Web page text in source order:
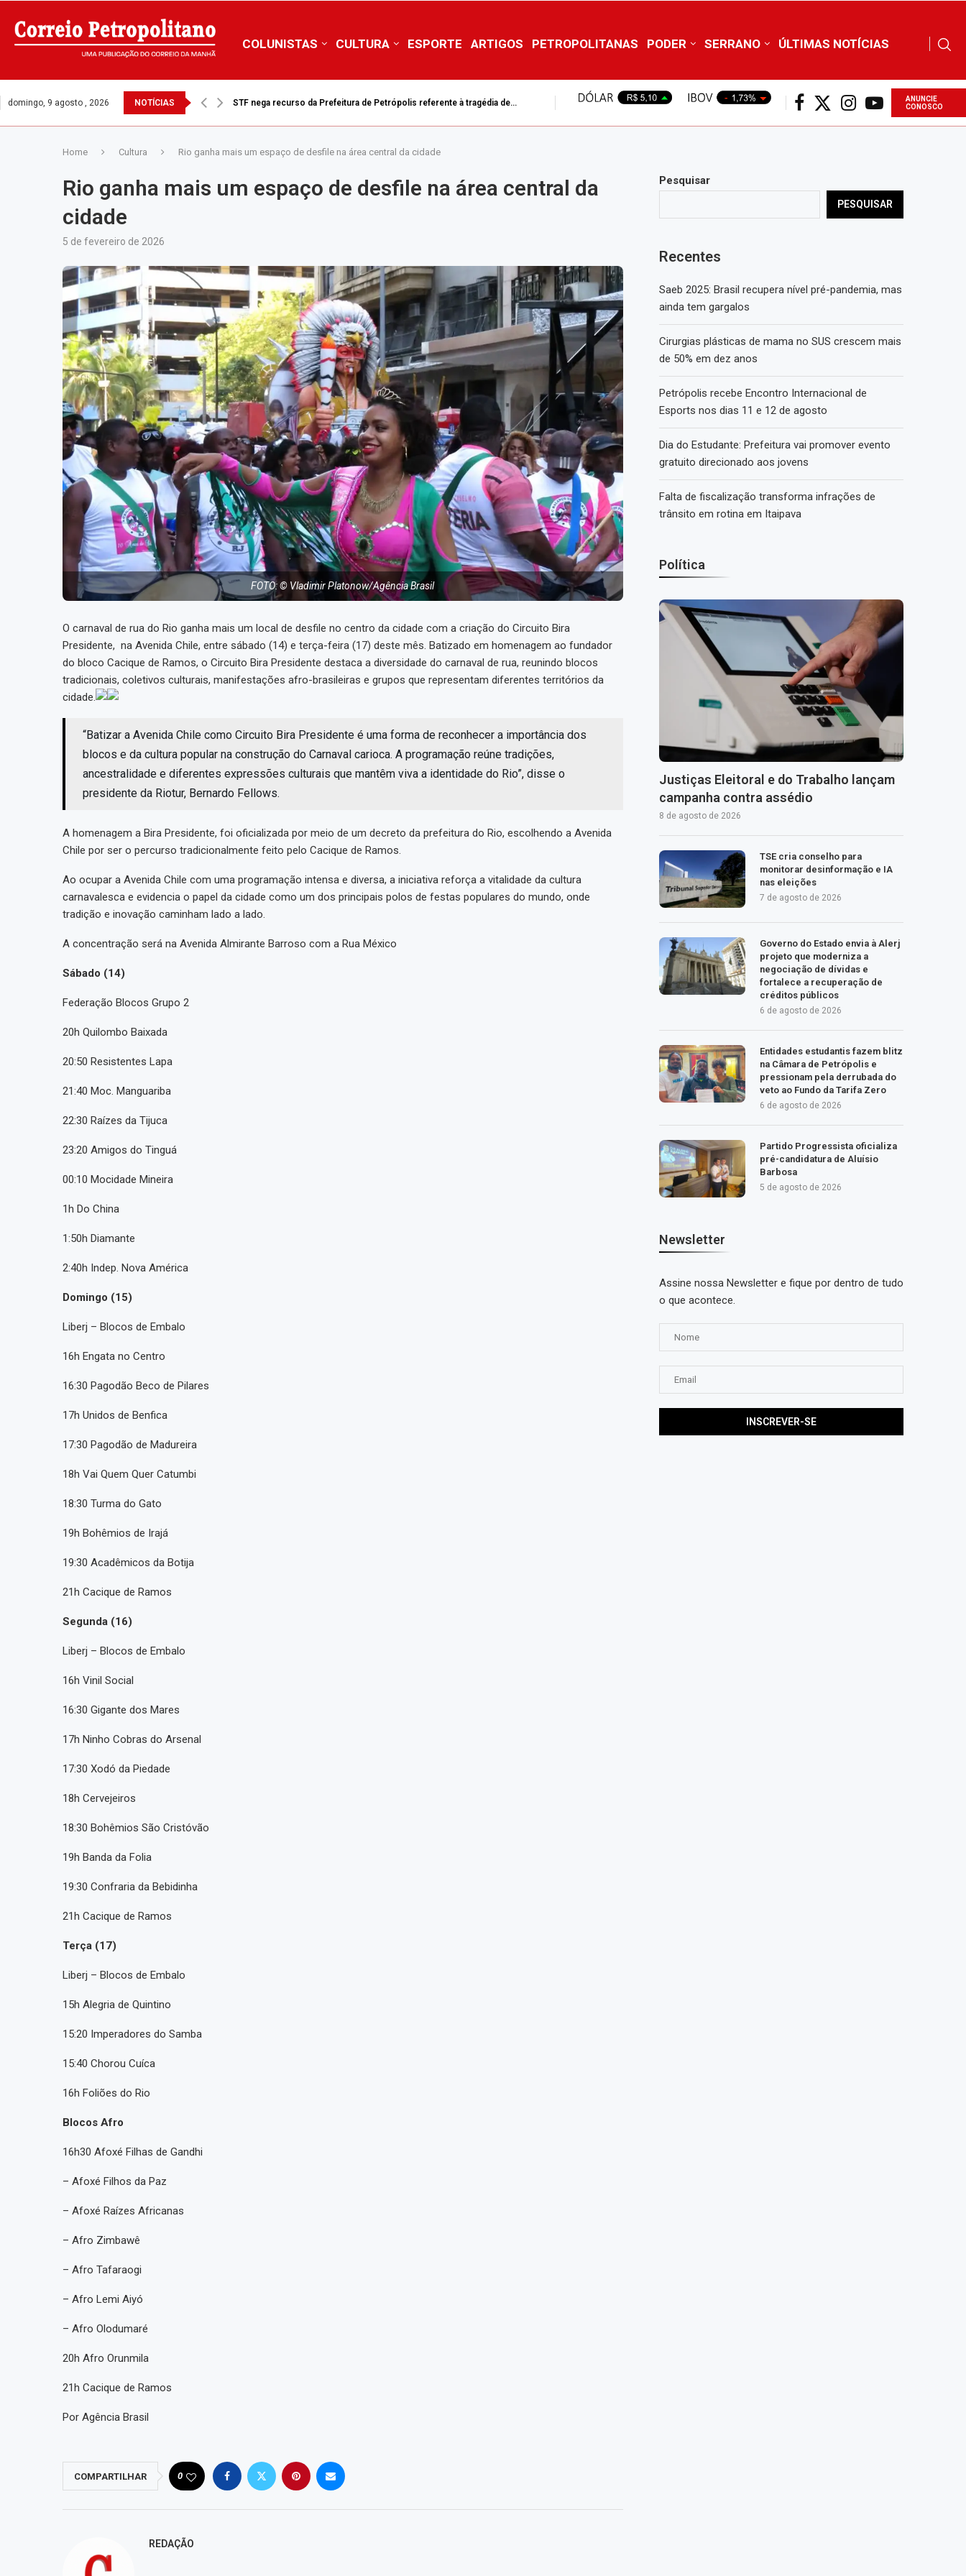
COLUNISTAS CULTURA ESPORTE ARTIGOS PETROPOLITANAS PODER SERRANO ÚLTIMAS NOTÍCIAS
domingo, 9 agosto , 2026 NOTÍCIAS STF nega recurso da Prefeitura de Petrópolis referente à tragédia de...
ANUNCIE
CONOSCO
Home Cultura Rio ganha mais um espaço de desfile na área central da cidade
Rio ganha mais um espaço de desfile na área central da
cidade
5 de fevereiro de 2026
FOTO: © Vladimir Platonow/Agência Brasil
O carnaval de rua do Rio ganha mais um local de desfile no centro da cidade com a criação do Circuito Bira
Presidente, na Avenida Chile, entre sábado (14) e terça-feira (17) deste mês. Batizado em homenagem ao fundador
do bloco Cacique de Ramos, o Circuito Bira Presidente destaca a diversidade do carnaval de rua, reunindo blocos
tradicionais, coletivos culturais, manifestações afro-brasileiras e grupos que representam diferentes territórios da
cidade.
“Batizar a Avenida Chile como Circuito Bira Presidente é uma forma de reconhecer a importância dos
blocos e da cultura popular na construção do Carnaval carioca. A programação reúne tradições,
ancestralidade e diferentes expressões culturais que mantêm viva a identidade do Rio”, disse o
presidente da Riotur, Bernardo Fellows.
A homenagem a Bira Presidente, foi oficializada por meio de um decreto da prefeitura do Rio, escolhendo a Avenida
Chile por ser o percurso tradicionalmente feito pelo Cacique de Ramos.
Ao ocupar a Avenida Chile com uma programação intensa e diversa, a iniciativa reforça a vitalidade da cultura
carnavalesca e evidencia o papel da cidade como um dos principais polos de festas populares do mundo, onde
tradição e inovação caminham lado a lado.
A concentração será na Avenida Almirante Barroso com a Rua México
Sábado (14)
Federação Blocos Grupo 2
20h Quilombo Baixada
20:50 Resistentes Lapa
21:40 Moc. Manguariba
22:30 Raízes da Tijuca
23:20 Amigos do Tinguá
00:10 Mocidade Mineira
1h Do China
1:50h Diamante
2:40h Indep. Nova América
Domingo (15)
Liberj – Blocos de Embalo
16h Engata no Centro
16:30 Pagodão Beco de Pilares
17h Unidos de Benfica
17:30 Pagodão de Madureira
18h Vai Quem Quer Catumbi
18:30 Turma do Gato
19h Bohêmios de Irajá
19:30 Acadêmicos da Botija
21h Cacique de Ramos
Segunda (16)
Liberj – Blocos de Embalo
16h Vinil Social
16:30 Gigante dos Mares
17h Ninho Cobras do Arsenal
17:30 Xodó da Piedade
18h Cervejeiros
18:30 Bohêmios São Cristóvão
19h Banda da Folia
19:30 Confraria da Bebidinha
21h Cacique de Ramos
Terça (17)
Liberj – Blocos de Embalo
15h Alegria de Quintino
15:20 Imperadores do Samba
15:40 Chorou Cuíca
16h Foliões do Rio
Blocos Afro
16h30 Afoxé Filhas de Gandhi
– Afoxé Filhos da Paz
– Afoxé Raízes Africanas
– Afro Zimbawê
– Afro Tafaraogi
– Afro Lemi Aiyó
– Afro Olodumaré
20h Afro Orunmila
21h Cacique de Ramos
Por Agência Brasil
COMPARTILHAR 0
REDAÇÃO
Pesquisar
PESQUISAR
Recentes
Saeb 2025: Brasil recupera nível pré-pandemia, mas
ainda tem gargalos
Cirurgias plásticas de mama no SUS crescem mais
de 50% em dez anos
Petrópolis recebe Encontro Internacional de
Esports nos dias 11 e 12 de agosto
Dia do Estudante: Prefeitura vai promover evento
gratuito direcionado aos jovens
Falta de fiscalização transforma infrações de
trânsito em rotina em Itaipava
Política
Justiças Eleitoral e do Trabalho lançam
campanha contra assédio
8 de agosto de 2026
TSE cria conselho para
monitorar desinformação e IA
nas eleições
7 de agosto de 2026
Governo do Estado envia à Alerj
projeto que moderniza a
negociação de dívidas e
fortalece a recuperação de
créditos públicos
6 de agosto de 2026
Entidades estudantis fazem blitz
na Câmara de Petrópolis e
pressionam pela derrubada do
veto ao Fundo da Tarifa Zero
6 de agosto de 2026
Partido Progressista oficializa
pré-candidatura de Aluísio
Barbosa
5 de agosto de 2026
Newsletter
Assine nossa Newsletter e fique por dentro de tudo
o que acontece.